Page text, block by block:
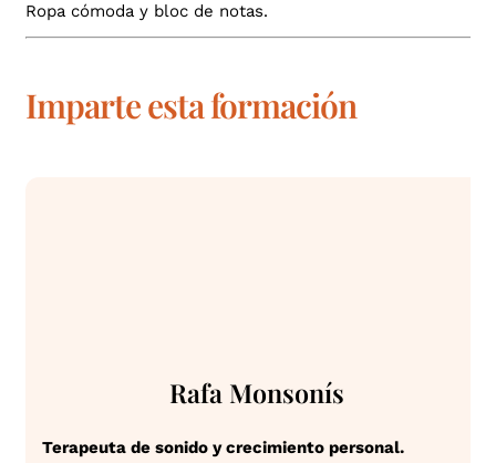
Ropa cómoda y bloc de notas.
Imparte esta formación
Rafa Monsonís
Terapeuta de sonido y crecimiento personal.